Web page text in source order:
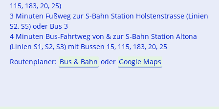
115, 183, 20, 25)
3 Minuten Fußweg zur S-Bahn Station Holstenstrasse (Linien
S2, S5) oder Bus 3
4 Minuten Bus-Fahrtweg von & zur S-Bahn Station Altona
(Linien S1, S2, S3) mit Bussen 15, 115, 183, 20, 25
Routenplaner: Bus & Bahn oder Google Maps